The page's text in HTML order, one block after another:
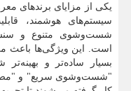
یکی از مزایای برندهای
سیستم‌های هوشمند،
شست‌وشوی متنوع و
است. این ویژگی‌ها باعث
بسیار ساده‌تر و بهینه‌تر
"شست‌وشوی سریع" و "مصرف